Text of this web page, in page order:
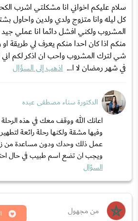
سلام عليكم اخواني انا مشكلتي اشرب
كل ليله وانا متزوج ولدي ولدين واحاول
المشروب ولكني افشل دائما انا عملي
منكم اذا كان احدا منكم يعرف لي طريقة
شي لترك المشروب واحب ان اذكر لكم
في شهر رمضان لا ا... اذهب إلى السؤال
الدكتورة سناء مصطفى عبده
اعانك الله ووقف معك في هذه الرحلة
وفيها مشقة ولكنها رحلة رائعة
عمل ذلك وحدك ودون مساعدة من
ويجب ان تضع اسم طبيب في حال
السؤال
من مجهول